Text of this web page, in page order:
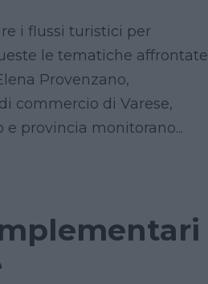
i flussi turistici per
le tematiche affrontate
Provenzano,
commercio di Varese,
provincia monitorano...